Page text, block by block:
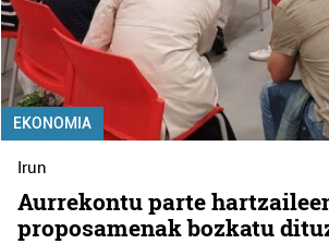
EKONOMIA
Irun
Aurrekontu parte
proposamenak bozkatu